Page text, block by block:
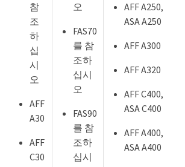
참
조
하
십
시
오
AFF
A30
AFF
C30
오
FAS70
를 참
조하
십시
오
FAS90
를 참
조하
십시
AFF A250,
ASA A250
AFF A300
AFF A320
AFF C400,
ASA C400
AFF A400,
ASA A400